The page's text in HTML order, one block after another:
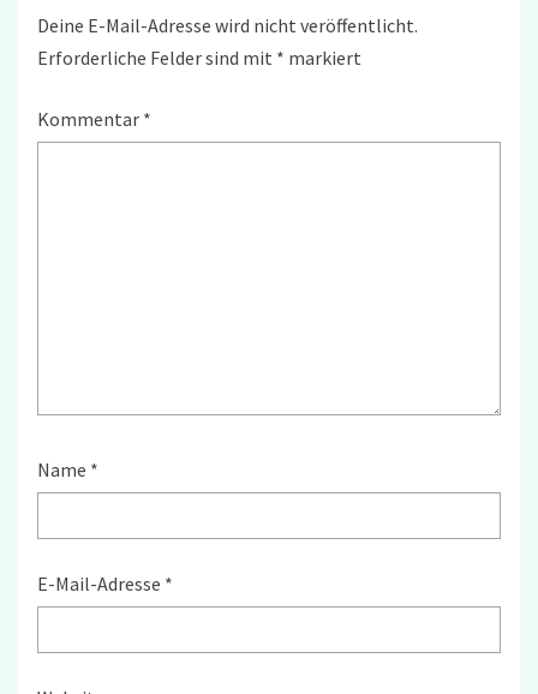
Deine E-Mail-Adresse wird nicht veröffentlicht.
Erforderliche Felder sind mit * markiert
Kommentar *
Name *
E-Mail-Adresse *